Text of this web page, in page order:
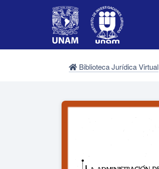
Biblioteca Jurídica Virtual